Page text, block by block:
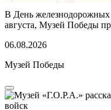
В День железнодорожных
августа, Музей Победы
06.08.2026
Музей Победы